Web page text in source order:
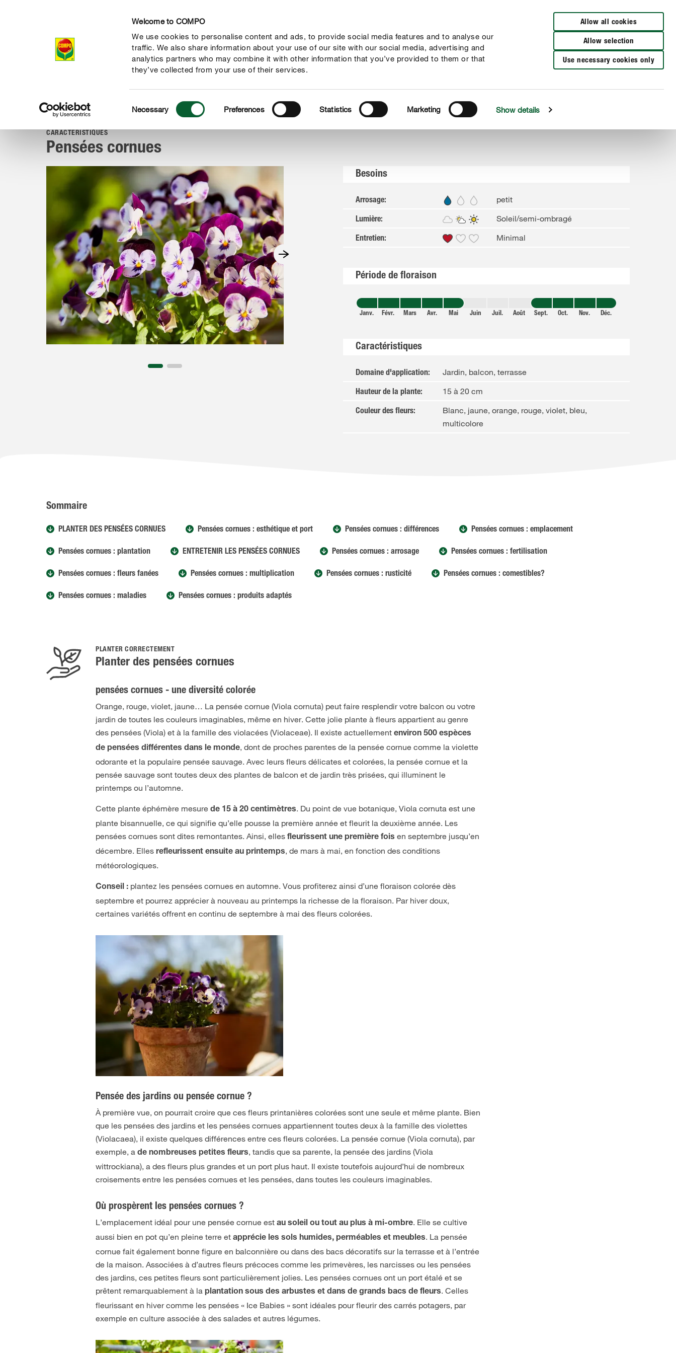
Welcome to COMPO
We use cookies to personalise content and ads, to provide social media features and to analyse our
traffic. We also share information about your use of our site with our social media, advertising and
analytics partners who may combine it with other information that you’ve provided to them or that
they’ve collected from your use of their services.
Selection
Necessary Preferences Statistics Marketing Show details
Allow all cookies
Allow selection
Use necessary cookies only
Produits Conseil Thèmes Service Qui sommes-nous?
COMPOConseil Portraits de plantes Plantes de balcon et en bac Pensées cornues
CARACTÉRISTIQUES
Pensées cornues
Besoins
Arrosage: petit
Lumière: Soleil/semi-ombragé
Entretien: Minimal
Période de floraison
Janv. Févr. Mars Avr. Mai Juin Juil. Août Sept. Oct. Nov. Déc.
Caractéristiques
Domaine d'application: Jardin, balcon, terrasse
Hauteur de la plante: 15 à 20 cm
Couleur des fleurs:
Blanc, jaune, orange, rouge, violet, bleu,
multicolore
Sommaire
PLANTER DES PENSÉES CORNUES Pensées cornues : esthétique et port Pensées cornues : différences Pensées cornues : emplacement
Pensées cornues : plantation ENTRETENIR LES PENSÉES CORNUES Pensées cornues : arrosage Pensées cornues : fertilisation
Pensées cornues : fleurs fanées Pensées cornues : multiplication Pensées cornues : rusticité Pensées cornues : comestibles?
Pensées cornues : maladies Pensées cornues : produits adaptés
PLANTER CORRECTEMENT
Planter des pensées cornues
pensées cornues - une diversité colorée
Orange, rouge, violet, jaune… La pensée cornue (Viola cornuta) peut faire resplendir votre balcon ou votre
jardin de toutes les couleurs imaginables, même en hiver. Cette jolie plante à fleurs appartient au genre
des pensées (Viola) et à la famille des violacées (Violaceae). Il existe actuellementenviron 500 espèces
de pensées différentes dans le monde, dont de proches parentes de la pensée cornue comme la violette
odorante et la populaire pensée sauvage. Avec leurs fleurs délicates et colorées, la pensée cornue et la
pensée sauvage sont toutes deux des plantes de balcon et de jardin très prisées, qui illuminent le
printemps ou l’automne.
Cette plante éphémère mesurede 15 à 20 centimètres. Du point de vue botanique, Viola cornuta est une
plante bisannuelle, ce qui signifie qu’elle pousse la première année et fleurit la deuxième année. Les
pensées cornues sont dites remontantes. Ainsi, ellesfleurissent une première fois en septembre jusqu’en
décembre. Ellesrefleurissent ensuite au printemps, de mars à mai, en fonction des conditions
météorologiques.
Conseil : plantez les pensées cornues en automne. Vous profiterez ainsi d’une floraison colorée dès
septembre et pourrez apprécier à nouveau au printemps la richesse de la floraison. Par hiver doux,
certaines variétés offrent en continu de septembre à mai des fleurs colorées.
Pensée des jardins ou pensée cornue ?
À première vue, on pourrait croire que ces fleurs printanières colorées sont une seule et même plante. Bien
que les pensées des jardins et les pensées cornues appartiennent toutes deux à la famille des violettes
(Violacaea), il existe quelques différences entre ces fleurs colorées. La pensée cornue (Viola cornuta), par
exemple, ade nombreuses petites fleurs, tandis que sa parente, la pensée des jardins (Viola
wittrockiana), a des fleurs plus grandes et un port plus haut. Il existe toutefois aujourd’hui de nombreux
croisements entre les pensées cornues et les pensées, dans toutes les couleurs imaginables.
Où prospèrent les pensées cornues ?
L’emplacement idéal pour une pensée cornue estau soleil ou tout au plus à mi-ombre. Elle se cultive
aussi bien en pot qu’en pleine terre etapprécie les sols humides, perméables et meubles. La pensée
cornue fait également bonne figure en balconnière ou dans des bacs décoratifs sur la terrasse et à l’entrée
de la maison. Associées à d’autres fleurs précoces comme les primevères, les narcisses ou les pensées
des jardins, ces petites fleurs sont particulièrement jolies. Les pensées cornues ont un port étalé et se
prêtent remarquablement à laplantation sous des arbustes et dans de grands bacs de fleurs. Celles
fleurissant en hiver comme les pensées « Ice Babies » sont idéales pour fleurir des carrés potagers, par
exemple en culture associée à des salades et autres légumes.